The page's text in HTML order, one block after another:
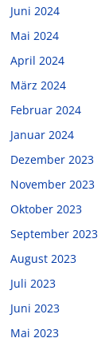
Juni 2024
Mai 2024
April 2024
März 2024
Februar 2024
Januar 2024
Dezember 2023
November 2023
Oktober 2023
September 2023
August 2023
Juli 2023
Juni 2023
Mai 2023